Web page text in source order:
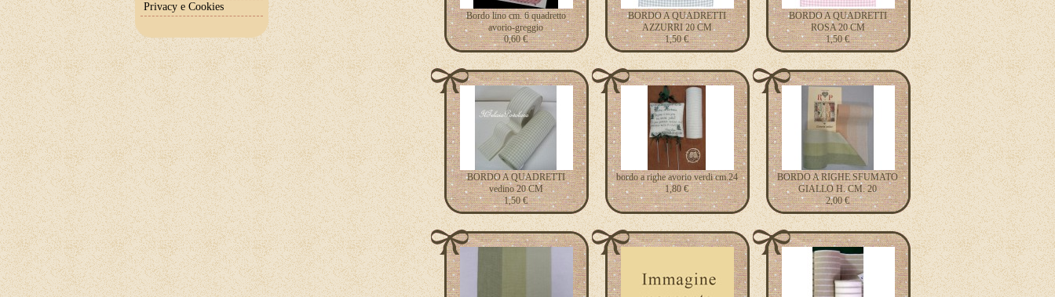
Privacy e Cookies
Bordo lino cm. 6 quadretto
avorio-greggio
0,60 €
BORDO A QUADRETTI
AZZURRI 20 CM
1,50 €
BORDO A QUADRETTI
ROSA 20 CM
1,50 €
BORDO A QUADRETTI
vedino 20 CM
1,50 €
bordo a righe avorio verdi cm.24
1,80 €
BORDO A RIGHE SFUMATO
GIALLO H. CM. 20
2,00 €